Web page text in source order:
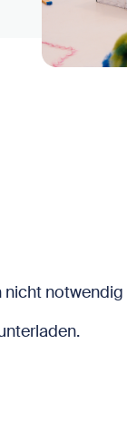
notwendig